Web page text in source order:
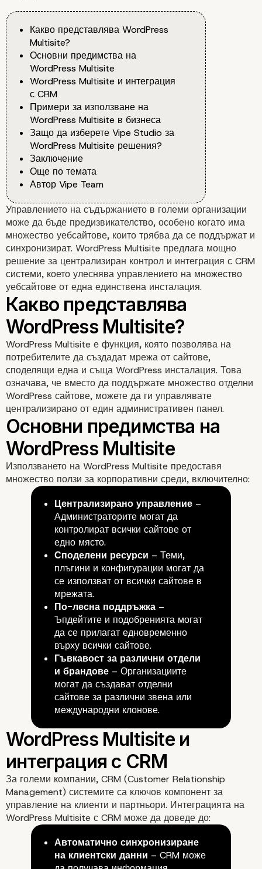
Какво представлява WordPress
Multisite?
Основни предимства на
WordPress Multisite
WordPress Multisite и интеграция
с CRM
Примери за използване на
WordPress Multisite в бизнеса
Защо да изберете Vipe Studio за
WordPress Multisite решения?
Заключение
Още по темата
Автор Vipe Team
Управлението на съдържанието в големи организации
може да бъде предизвикателство, особено когато има
множество уебсайтове, които трябва да се поддържат и
синхронизират. WordPress Multisite предлага мощно
решение за централизиран контрол и интеграция с CRM
системи, което улеснява управлението на множество
уебсайтове от една единствена инсталация.
Какво представлява
WordPress Multisite?
WordPress Multisite е функция, която позволява на
потребителите да създадат мрежа от сайтове,
споделящи една и съща WordPress инсталация. Това
означава, че вместо да поддържате множество отделни
WordPress сайтове, можете да ги управлявате
централизирано от един административен панел.
Основни предимства
WordPress Multisite
Използването на WordPress Multisite предоставя
множество ползи за корпоративни среди, включително:
Централизирано управление–
Администраторите могат да
контролират всички сайтове от
едно място.
Споделени ресурси – Теми,
плъгини и конфигурации могат да
се използват от всички сайтове в
мрежата.
По-лесна поддръжка–
Ъпдейтите и подобренията могат
да се прилагат едновременно
върху всички сайтове.
Гъвкавост за различни отдели
и брандове– Организациите
могат да създават отделни
сайтове за различни звена или
международни клонове.
За големи компании, CRM (Customer Relationship
Management) системите са ключов компонент за
управление на клиенти и партньори. Интеграцията на
WordPress Multisite с CRM може да доведе до:
Автоматично синхронизиране
на клиентски данни – CRM може